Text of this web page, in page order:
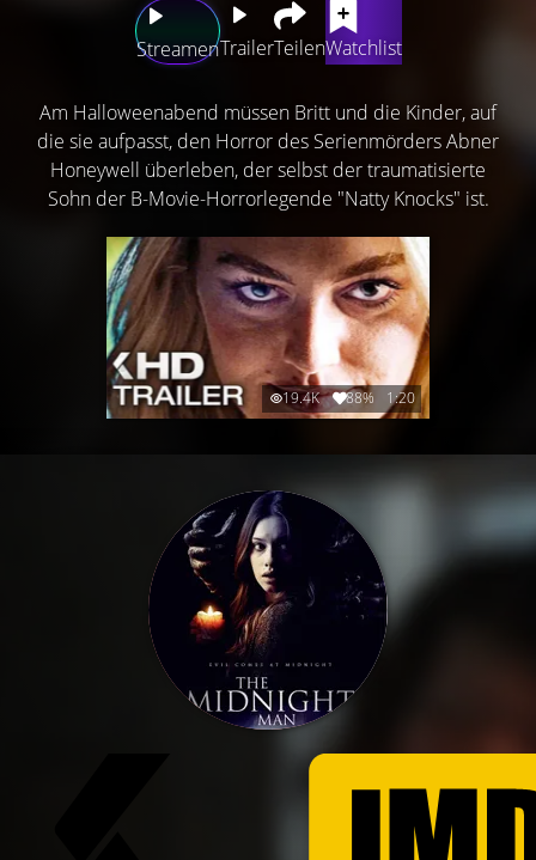
StreamenTrailerTeilenWatchlist
Am Halloweenabend müssen Britt und die Kinder, auf
die sie aufpasst, den Horror des Serienmörders Abner
Honeywell überleben, der selbst der traumatisierte
Sohn der B-Movie-Horrorlegende "Natty Knocks" ist.
19.4K 88% 1:20